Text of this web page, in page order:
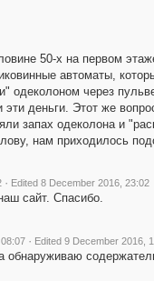
50-х на первом
автоматы,
одеколоном через
деньги. Этот же
запах одеколона и
нам приходилось
· Edited 8 December 2016, 23:02
сайт. Спасибо.
· Edited 9 December 2016,
обнаруживаю